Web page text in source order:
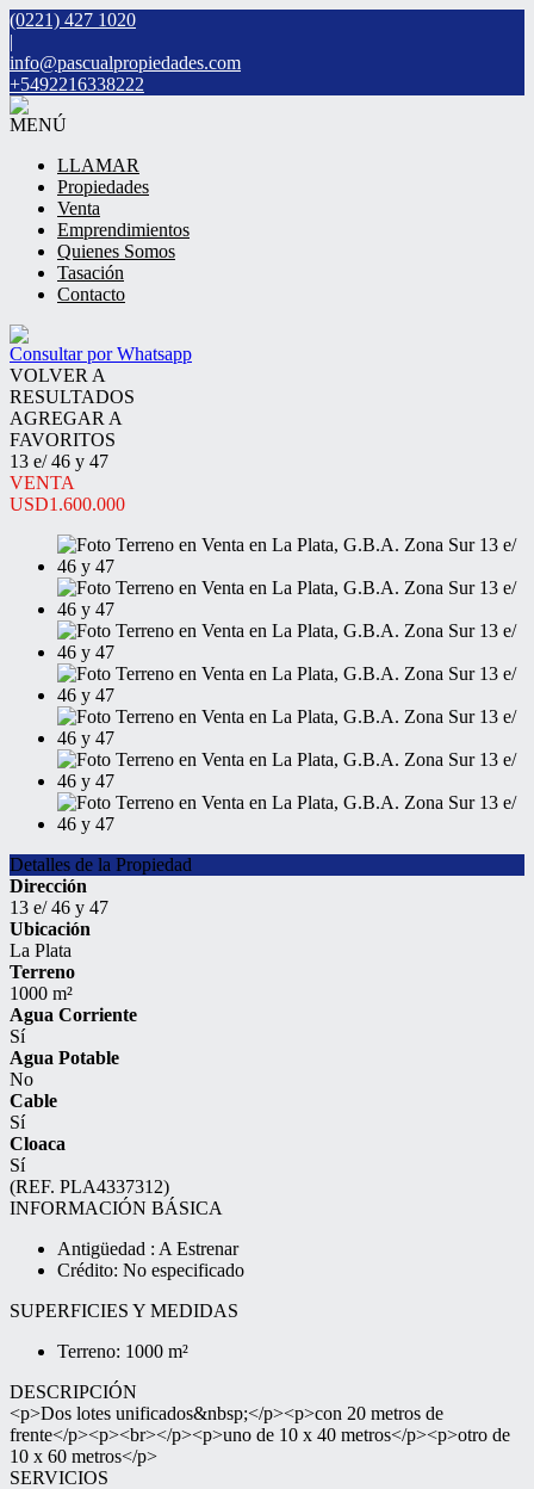
(0221) 427 1020
|
info@pascualpropiedades.com
+5492216338222
MENÚ
LLAMAR
Propiedades
Venta
Emprendimientos
Quienes Somos
Tasación
Contacto
Consultar por Whatsapp
VOLVER A
RESULTADOS
AGREGAR A
FAVORITOS
13 e/ 46 y 47
VENTA
USD1.600.000
Detalles de la Propiedad
Dirección
13 e/ 46 y 47
Ubicación
La Plata
Terreno
1000 m²
Agua Corriente
Sí
Agua Potable
No
Cable
Sí
Cloaca
Sí
(REF. PLA4337312)
INFORMACIÓN BÁSICA
Antigüedad : A Estrenar
Crédito: No especificado
SUPERFICIES Y MEDIDAS
Terreno: 1000 m²
DESCRIPCIÓN
<p>Dos lotes unificados&nbsp;</p><p>con 20 metros de
frente</p><p><br></p><p>uno de 10 x 40 metros</p><p>otro de
10 x 60 metros</p>
SERVICIOS